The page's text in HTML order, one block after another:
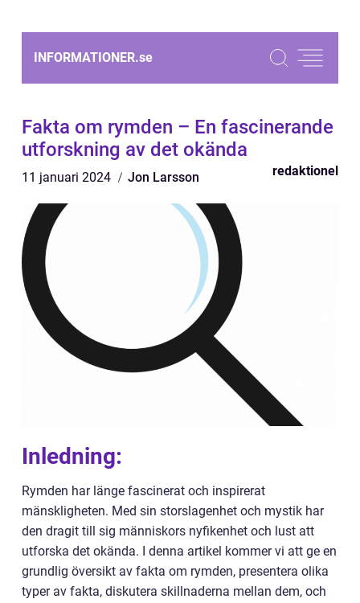
INFORMATIONER.se
Fakta om rymden – En fascinerande
utforskning av det okända
11 januari 2024 Jon Larsson redaktionel
Inledning:
Rymden har länge fascinerat och inspirerat
mänskligheten. Med sin storslagenhet och mystik har
den dragit till sig människors nyfikenhet och lust att
utforska det okända. I denna artikel kommer vi att ge en
grundlig översikt av fakta om rymden, presentera olika
typer av fakta, diskutera skillnaderna mellan dem, och